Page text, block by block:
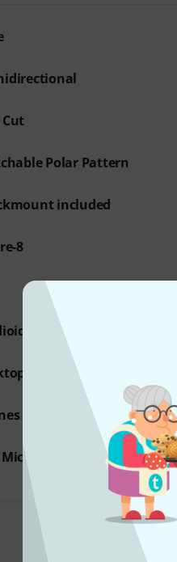
Polar Pattern
included
8
Microphone
Output